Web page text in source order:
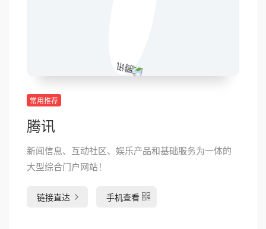
常用推荐
腾讯
新闻信息、互动社区、娱乐产品和基础服务为一体的
大型综合门户网站！
链接直达 手机查看